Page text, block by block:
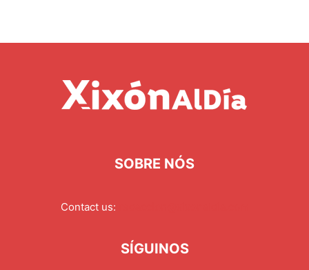
SOBRE NÓS
Contact us:
SÍGUINOS